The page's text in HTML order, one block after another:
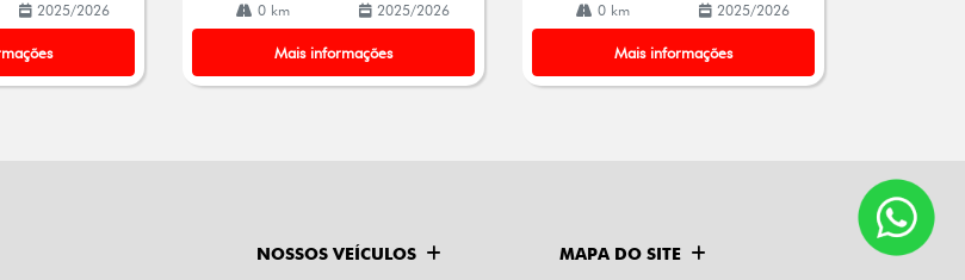
2025/2026 0 km 2025/2026
Mais informações
0 km 2025/2026
Mais informações
NOSSOS VEÍCULOS MAPA DO SITE